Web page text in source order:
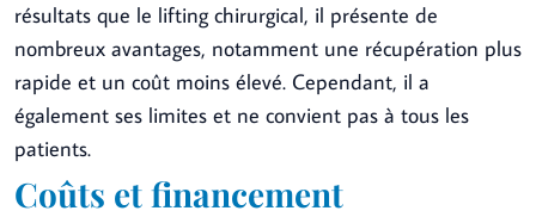
résultats que le lifting chirurgical, il présente de
nombreux avantages, notamment une récupération plus
rapide et un coût moins élevé. Cependant, il a
également ses limites et ne convient pas à tous les
patients.
Coûts et financement